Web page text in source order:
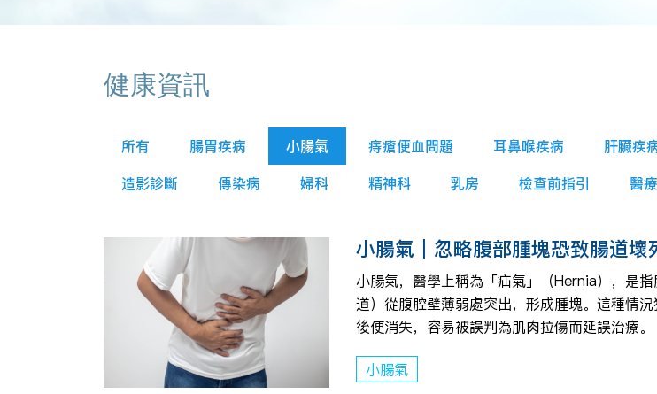
健康資訊
所有 腸胃疾病 小腸氣 痔瘡便血問題 耳鼻喉疾病 肝臟疾
造影診斷
傳染病 婦科 精神科 乳房 檢查前指引 醫
小腸氣｜忽略腹部腫塊恐致腸道
小腸氣，醫學上稱為「疝氣」（Hernia），是
道）從腹腔壁薄弱處突出，形成腫塊。這種情
後便消失，容易被誤判為肌肉拉傷而延誤治療。
小腸氣